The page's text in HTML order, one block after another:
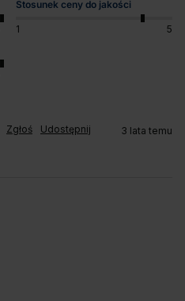
Stosunek ceny do jakości
1
5
Zgłoś Udostępnij 3 lata temu